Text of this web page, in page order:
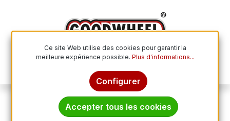
TAURUS WINTER LT 201 185/R14C
Ce site Web utilise des cookies pour garantir la
meilleure expérience possible. Plus d'informations...
Configurer
Accepter tous les cookies